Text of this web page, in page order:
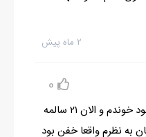
کنه.
چه ربطی داره؟؟؟من حتی
دارچفینلد منطقه ی دیو ها. و
سلفوس(پادشاه شیطان ها)باهم
۲ ماه پیش
0
من این رمان و وقتی ۱۴ سالم بود خوندم و الان ۲۱ سالمه
به نظرم واقعا خفن بود